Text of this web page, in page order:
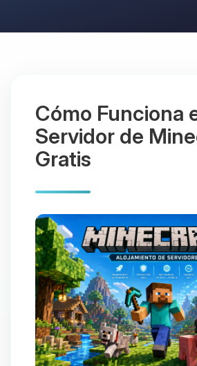
Cómo Funciona
Servidor de
Gratis